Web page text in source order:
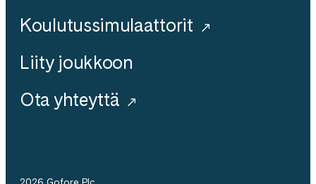
Koulutussimulaattorit
Liity joukkoon
Ota yhteyttä
2026 Gofore Plc